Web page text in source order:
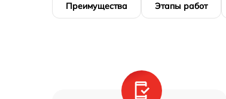
Преимущества Этапы работ